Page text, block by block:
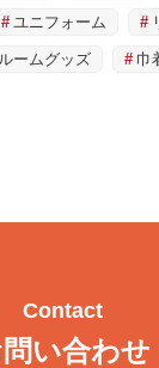
ユニフォーム
ルームグッズ 巾
Contact
い合わせ